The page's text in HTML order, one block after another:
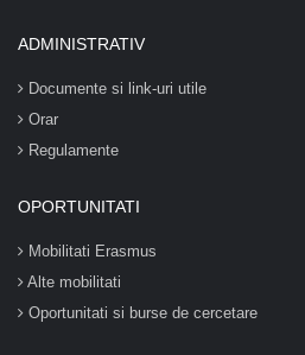
ADMINISTRATIV
Documente si link-uri utile
Orar
Regulamente
OPORTUNITATI
Mobilitati Erasmus
Alte mobilitati
Oportunitati si burse de cercetare